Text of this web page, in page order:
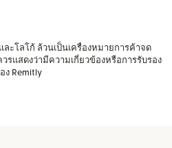
ละโลโก้ ล้วนเป็นเครื่องหมายการค้าจด
รแสดงว่ามีความเกี่ยวข้องหรือการรับรอง
ง Remitly